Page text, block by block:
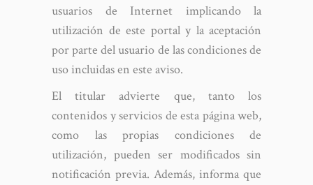
usuarios de Internet implicando la
utilización de este portal y la aceptación
por parte del usuario de las condiciones de
uso incluidas en este aviso.
El titular advierte que, tanto los
contenidos y servicios de esta página web,
como las propias condiciones de
utilización, pueden ser modificados sin
notificación previa. Además, informa que